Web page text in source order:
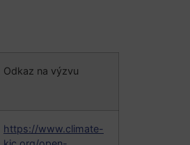
Odkaz na výzvu
https://www.climate-